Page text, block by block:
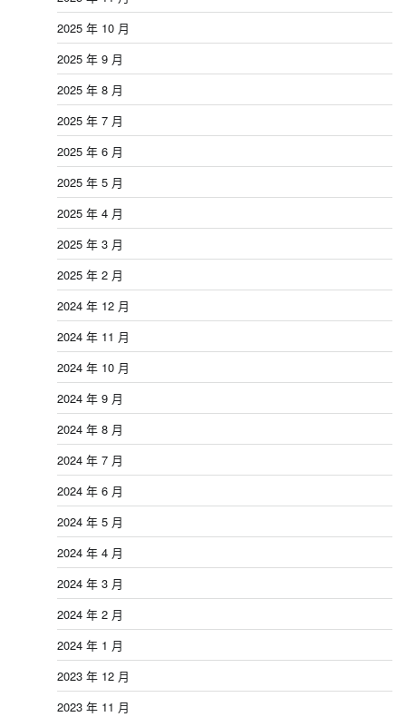
2025 年 10 月
2025 年 9 月
2025 年 8 月
2025 年 7 月
2025 年 6 月
2025 年 5 月
2025 年 4 月
2025 年 3 月
2025 年 2 月
2024 年 12 月
2024 年 11 月
2024 年 10 月
2024 年 9 月
2024 年 8 月
2024 年 7 月
2024 年 6 月
2024 年 5 月
2024 年 4 月
2024 年 3 月
2024 年 2 月
2024 年 1 月
2023 年 12 月
2023 年 11 月